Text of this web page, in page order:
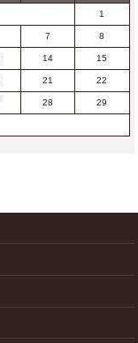
1
7 8
14 15
21 22
28 29